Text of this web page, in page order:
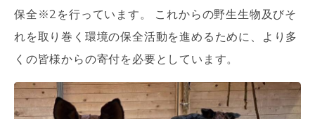
保全※2を行っています。 これからの野生生物及びそ
れを取り巻く環境の保全活動を進めるために、より多
くの皆様からの寄付を必要としています。